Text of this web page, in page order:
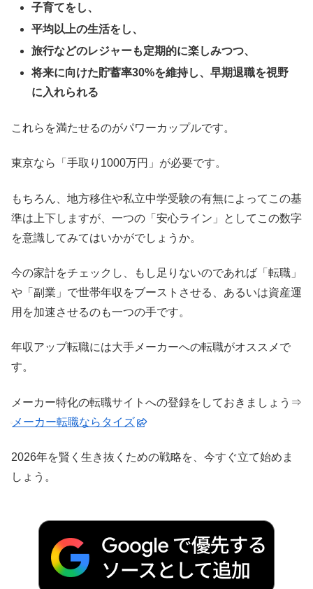
子育てをし、
平均以上の生活をし、
旅行などのレジャーも定期的に楽しみつつ、
将来に向けた貯蓄率30%を維持し、早期退職を視野
に入れられる
これらを満たせるのがパワーカップルです。
東京なら「手取り1000万円」が必要です。
もちろん、地方移住や私立中学受験の有無によってこの基
準は上下しますが、一つの「安心ライン」としてこの数字
を意識してみてはいかがでしょうか。
今の家計をチェックし、もし足りないのであれば「転職」
や「副業」で世帯年収をブーストさせる、あるいは資産運
用を加速させるのも一つの手です。
年収アップ転職には大手メーカーへの転職がオススメで
す。
メーカー特化の転職サイトへの登録をしておきましょう⇒
メーカー転職ならタイズ
2026年を賢く生き抜くための戦略を、今すぐ立て始めま
しょう。